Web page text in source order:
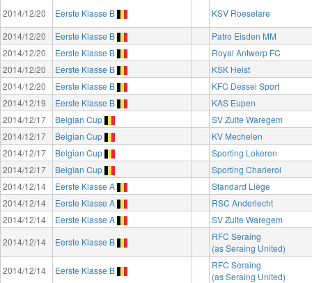
2014/12/20
Eerste Klasse B
KSV Roeselare
2014/12/20
Eerste Klasse B
Patro Eisden MM
2014/12/20
Eerste Klasse B
Royal Antwerp FC
2014/12/20
Eerste Klasse B
KSK Heist
2014/12/20
Eerste Klasse B
KFC Dessel Sport
2014/12/19
Eerste Klasse B
KAS Eupen
2014/12/17
Belgian Cup
SV Zulte Waregem
2014/12/17
Belgian Cup
KV Mechelen
2014/12/17
Belgian Cup
Sporting Lokeren
2014/12/17
Belgian Cup
Sporting Charleroi
2014/12/14
Eerste Klasse A
Standard Liège
2014/12/14
Eerste Klasse A
RSC Anderlecht
2014/12/14
Eerste Klasse A
SV Zulte Waregem
2014/12/14
Eerste Klasse B
RFC Seraing
(as Seraing United)
2014/12/14
Eerste Klasse B
RFC Seraing
(as Seraing United)